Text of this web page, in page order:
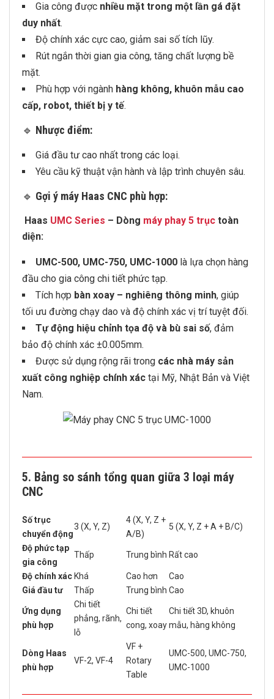
Gia công được nhiều mặt trong một lần gá đặt
duy nhất.
Độ chính xác cực cao, giảm sai số tích lũy.
Rút ngắn thời gian gia công, tăng chất lượng bề
mặt.
Phù hợp với ngành hàng không, khuôn mẫu cao
cấp, robot, thiết bị y tế.
🔹 Nhược điểm:
Giá đầu tư cao nhất trong các loại.
Yêu cầu kỹ thuật vận hành và lập trình chuyên sâu.
🔹 Gợi ý máy Haas CNC phù hợp:
Haas UMC Series – Dòng máy phay 5 trục toàn
diện:
UMC-500, UMC-750, UMC-1000 là lựa chọn hàng
đầu cho gia công chi tiết phức tạp.
Tích hợp bàn xoay – nghiêng thông minh, giúp
tối ưu đường chạy dao và độ chính xác vị trí tuyệt đối.
Tự động hiệu chỉnh tọa độ và bù sai số, đảm
bảo độ chính xác ±0.005mm.
Được sử dụng rộng rãi trong các nhà máy sản
xuất công nghiệp chính xác tại Mỹ, Nhật Bản và Việt
Nam.
5. Bảng so sánh tổng quan giữa 3 loại máy
CNC
Số trục
chuyển động
3 (X, Y, Z)
4 (X, Y, Z +
A/B)
5 (X, Y, Z + A + B/C)
Độ phức tạp
gia công
Thấp Trung bình Rất cao
Độ chính xác Khá Cao hơn
Cao
Giá đầu tư
Thấp Trung bình Cao
Ứng dụng
phù hợp
Chi tiết
phẳng, rãnh,
lỗ
Chi tiết
cong, xoay
Chi tiết 3D, khuôn
mẫu, hàng không
Dòng Haas
phù hợp
VF-2, VF-4
VF +
Rotary
Table
UMC-500, UMC-750,
UMC-1000